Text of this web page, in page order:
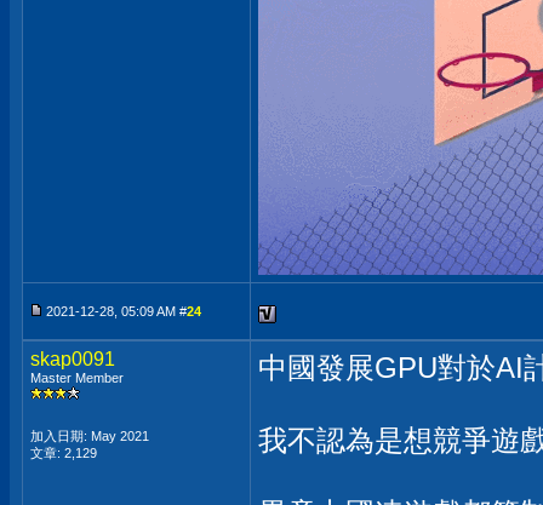
2021-12-28, 05:09 AM #24
skap0091
Master Member
加入日期: May 2021
文章: 2,129
中國發展GPU對於AI
我不認為是想競爭遊